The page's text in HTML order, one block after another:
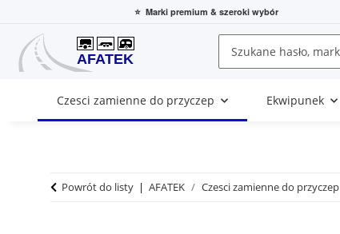
⭐ Marki premium & szeroki wybór
Czesci zamienne do przyczep Ekwipunek
Powrót do listy AFATEK Czesci zamienne do przyczep